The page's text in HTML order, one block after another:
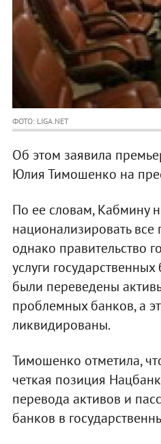
ФОТО: LIGA.NET
Об этом заявила
Юлия Тимошенко на
По ее словам, Кабмину
национализировать
однако правительство
услуги
были переведены
проблемных банков, а
ликвидированы.
Тимошенко отметила,
четкая позиция
перевода активов и
банков в